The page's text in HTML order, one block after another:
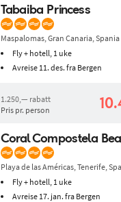
Tabaiba Princess
Maspalomas, Gran Canaria, Spania
Fly + hotell, 1 uke
Avreise 11. des. fra Bergen
1.250,— rabatt
Pris pr. person
Coral Compostela
Playa de las Américas, Tenerife,
Fly + hotell, 1 uke
Avreise 17. jan. fra Bergen